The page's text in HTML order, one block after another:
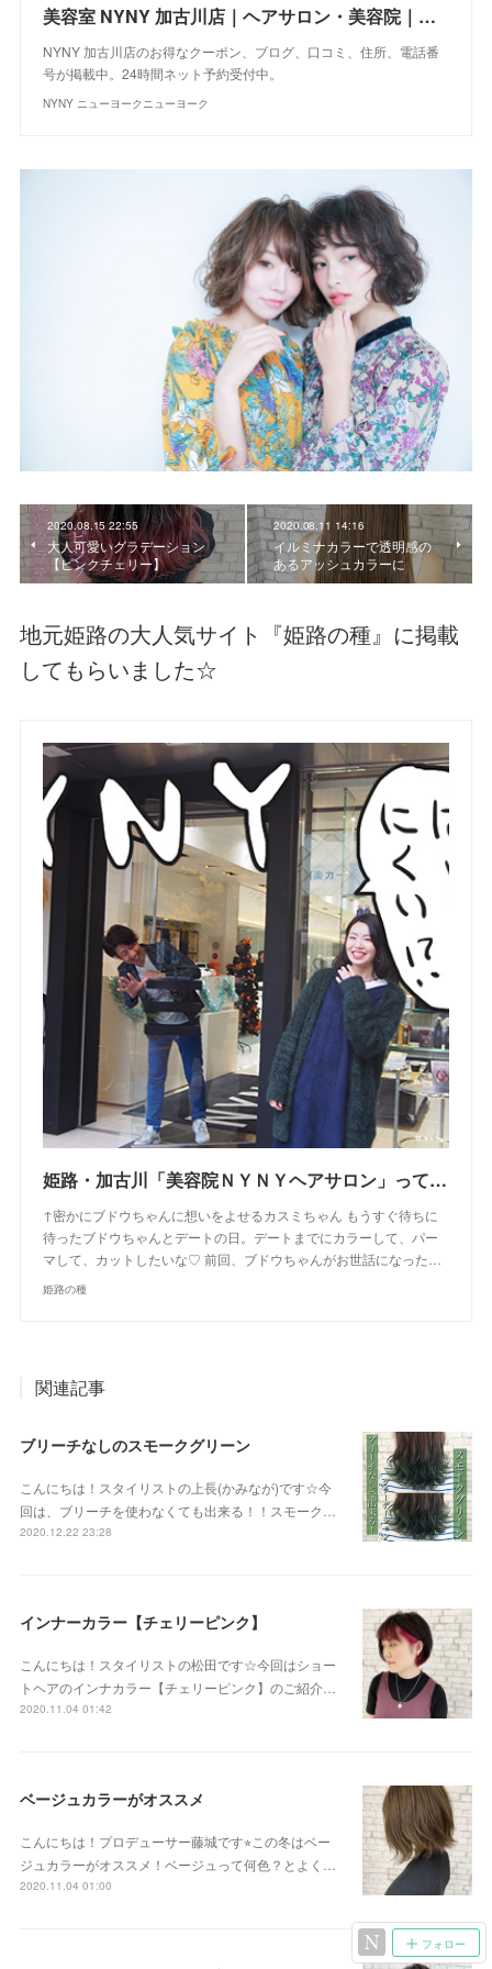
美容室 NYNY 加古川店｜ヘアサロン・美容院｜ニューヨークニューヨーク
NYNY 加古川店のお得なクーポン、ブログ、口コミ、住所、電話番
号が掲載中。24時間ネット予約受付中。
NYNY ニューヨークニューヨーク
2020.08.15 22:55
大人可愛いグラデーション
【ピンクチェリー】
2020.08.11 14:16
イルミナカラーで透明感の
あるアッシュカラーに
地元姫路の大人気サイト『姫路の種』に掲載
してもらいました☆
姫路・加古川「美容院ＮＹＮＹヘアサロン」って入りにくい！？実際に４店に行ってきた感想！お得なクーポンゲットしたよ【姫路の種宣伝部】
↑密かにブドウちゃんに想いをよせるカスミちゃん もうすぐ待ちに
待ったブドウちゃんとデートの日。デートまでにカラーして、パー
マして、カットしたいな♡ 前回、ブドウちゃんがお世話になった…
姫路の種
関連記事
ブリーチなしのスモークグリーン
こんにちは！スタイリストの上長(かみなが)です☆今
回は、ブリーチを使わなくても出来る！！スモーク…
2020.12.22 23:28
インナーカラー【チェリーピンク】
こんにちは！スタイリストの松田です☆今回はショー
トヘアのインナカラー【チェリーピンク】のご紹介…
2020.11.04 01:42
ベージュカラーがオススメ
こんにちは！プロデューサー藤城です⭐︎この冬はベー
ジュカラーがオススメ！ベージュって何色？とよく…
2020.11.04 01:00
フォロー